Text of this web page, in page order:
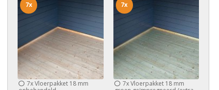
7xVloerpakket 18 mm
7x
7xVloerpakket 18 mm
7x